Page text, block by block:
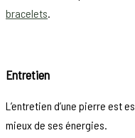
bracelets.
Entretien
L’entretien d’une pierre est
mieux de ses énergies.